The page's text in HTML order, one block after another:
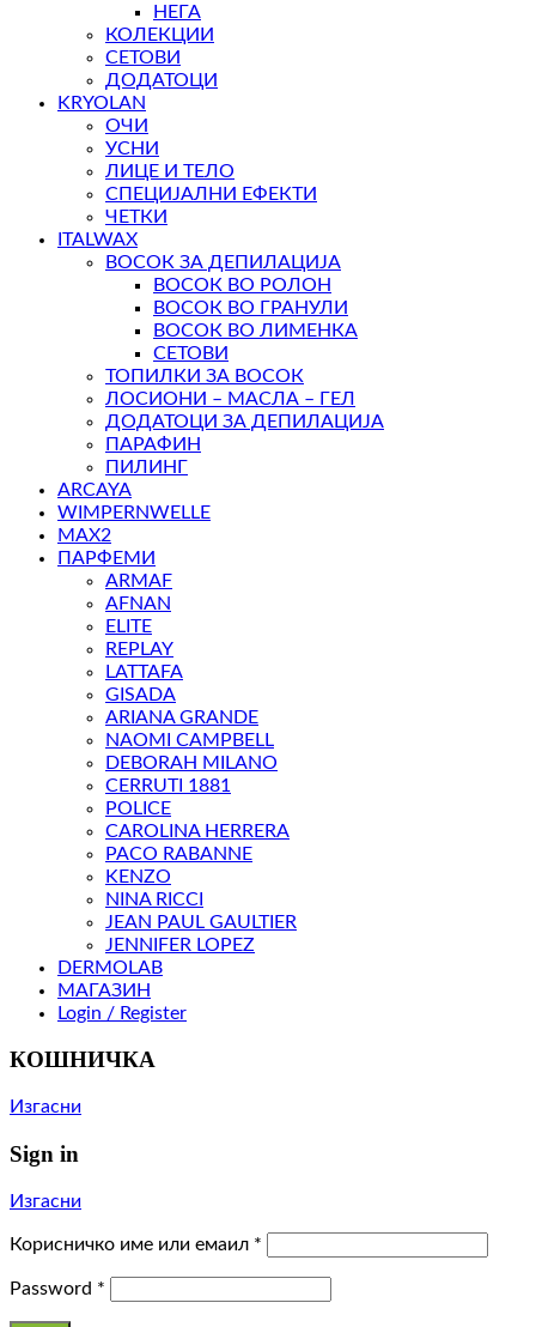
НЕГА
КОЛЕКЦИИ
СЕТОВИ
ДОДАТОЦИ
KRYOLAN
ОЧИ
УСНИ
ЛИЦЕ И ТЕЛО
СПЕЦИЈАЛНИ ЕФЕКТИ
ЧЕТКИ
ITALWAX
ВОСОК ЗА ДЕПИЛАЦИЈА
ВОСОК ВО РОЛОН
ВОСОК ВО ГРАНУЛИ
ВОСОК ВО ЛИМЕНКА
СЕТОВИ
ТОПИЛКИ ЗА ВОСОК
ЛОСИОНИ – МАСЛА – ГЕЛ
ДОДАТОЦИ ЗА ДЕПИЛАЦИЈА
ПАРАФИН
ПИЛИНГ
ARCAYA
WIMPERNWELLE
MAX2
ПАРФЕМИ
ARMAF
AFNAN
ELITE
REPLAY
LATTAFA
GISADA
ARIANA GRANDE
NAOMI CAMPBELL
DEBORAH MILANO
CERRUTI 1881
POLICE
CAROLINA HERRERA
PACO RABANNE
KENZO
NINA RICCI
JEAN PAUL GAULTIER
JENNIFER LOPEZ
DERMOLAB
МАГАЗИН
Login / Register
КОШНИЧКА
Изгасни
Sign in
Изгасни
Корисничко име или емаил *
Password *